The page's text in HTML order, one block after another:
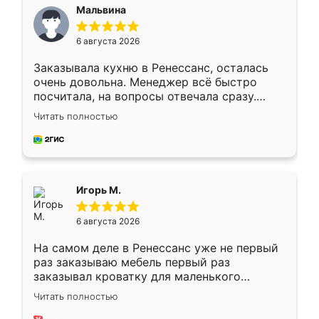
Мальвина
6 августа 2026
Заказывала кухню в Ренессанс, осталась
очень довольна. Менеджер всё быстро
посчитала, на вопросы отвечала сразу.
Замерщик приехал в субботу, подошёл к
делу со всей ответственностью. Собрали
за день, ребята работали аккуратно, даже
Читать полностью
Игорь М.
6 августа 2026
На самом деле в Ренессанс уже не первый
раз заказываю мебель первый раз
заказывал кроватку для маленького
ребёнка при его рождении ,во второй раз
заказал шкаф-купе. По качеству очень
Читать полностью